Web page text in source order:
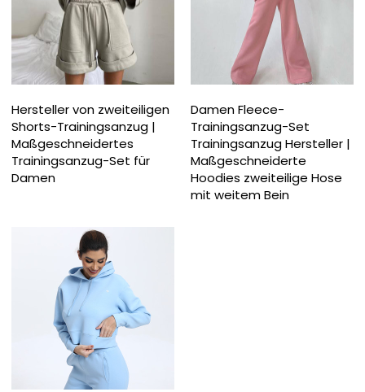
Hersteller von zweiteiligen
Shorts-Trainingsanzug |
Maßgeschneidertes
Trainingsanzug-Set für
Damen
Damen Fleece-
Trainingsanzug-Set
Trainingsanzug Hersteller |
Maßgeschneiderte
Hoodies zweiteilige Hose
mit weitem Bein